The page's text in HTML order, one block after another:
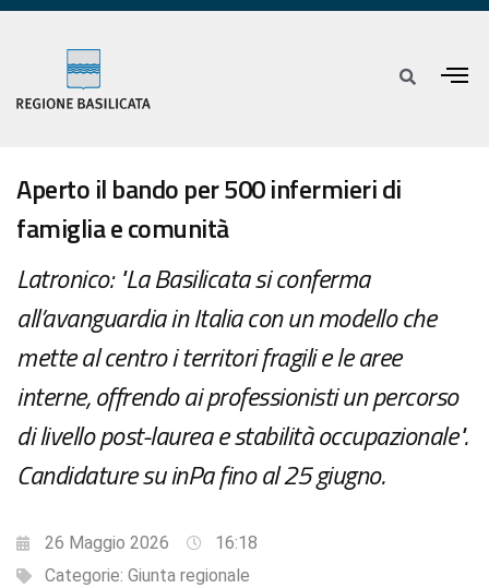
Aperto il bando per 500 infermieri di
famiglia e comunità
Latronico: "La Basilicata si conferma
all’avanguardia in Italia con un modello che
mette al centro i territori fragili e le aree
interne, offrendo ai professionisti un percorso
di livello post-laurea e stabilità occupazionale".
Candidature su inPa fino al 25 giugno.
26 Maggio 2026
16:18
Categorie: Giunta regionale